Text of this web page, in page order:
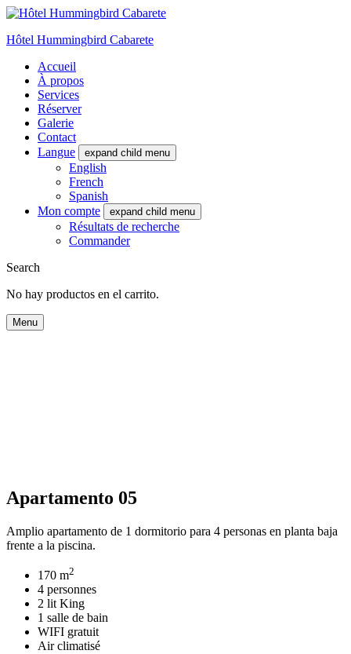
Hôtel Hummingbird Cabarete
Accueil
À propos
Services
Réserver
Galerie
Contact
Langue
expand child menu
English
French
Spanish
Mon compte
expand child menu
Résultats de recherche
Commander
Search
No hay productos en el carrito.
Menu
Apartamento 05
Amplio apartamento de 1 dormitorio para 4 personas en planta baja
frente a la piscina.
170 m2
4 personnes
2 lit King
1 salle de bain
WIFI gratuit
Air climatisé